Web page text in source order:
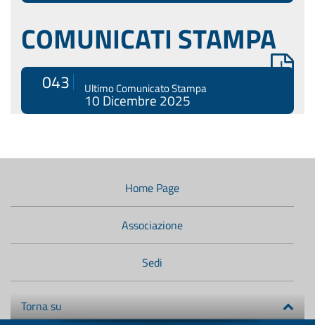
COMUNICATI STAMPA
043 Ultimo Comunicato Stampa
10 Dicembre 2025
Home Page
Associazione
Sedi
Torna su